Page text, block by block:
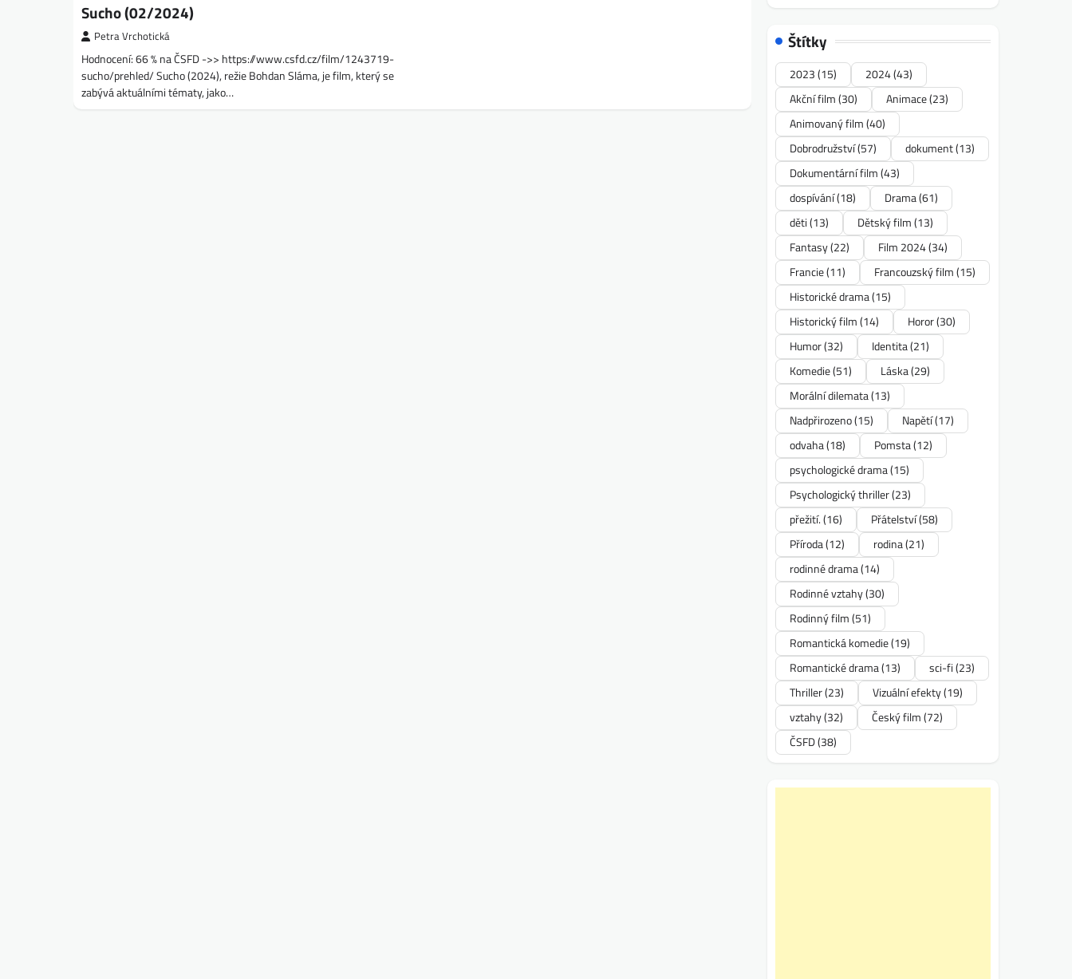
Sucho (02/2024)
Petra Vrchotická
Hodnocení: 66 % na ČSFD ->> https://www.csfd.cz/film/1243719-
sucho/prehled/ Sucho (2024), režie Bohdan Sláma, je film, který se
zabývá aktuálními tématy, jako…
Štítky
2023(15) 2024(43)
Akční film(30) Animace(23)
Animovaný film(40)
Dobrodružství(57) dokument(13)
Dokumentární film(43)
dospívání(18) Drama(61)
děti(13) Dětský film(13)
Fantasy(22) Film 2024(34)
Francie(11) Francouzský film(15)
Historické drama(15)
Historický film(14) Horor(30)
Humor(32) Identita(21)
Komedie(51) Láska(29)
Morální dilemata(13)
Nadpřirozeno(15) Napětí(17)
odvaha(18) Pomsta(12)
psychologické drama(15)
Psychologický thriller(23)
přežití.(16) Přátelství(58)
Příroda(12) rodina(21)
rodinné drama(14)
Rodinné vztahy(30)
Rodinný film(51)
Romantická komedie(19)
Romantické drama(13) sci-fi(23)
Thriller(23) Vizuální efekty(19)
vztahy(32) Český film(72)
ČSFD(38)